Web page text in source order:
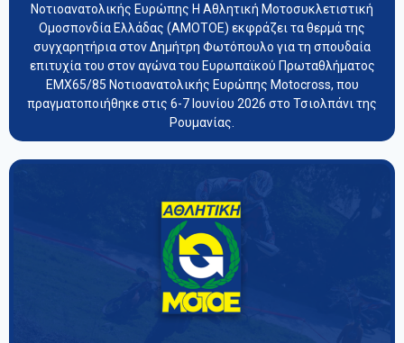
Νοτιοανατολικής Ευρώπης Η Αθλητική Μοτοσυκλετιστική
Ομοσπονδία Ελλάδας (ΑΜΟΤΟΕ) εκφράζει τα θερμά της
συγχαρητήρια στον Δημήτρη Φωτόπουλο για τη σπουδαία
επιτυχία του στον αγώνα του Ευρωπαϊκού Πρωταθλήματος
EMX65/85 Νοτιοανατολικής Ευρώπης Motocross, που
πραγματοποιήθηκε στις 6-7 Ιουνίου 2026 στο Τσιολπάνι της
Ρουμανίας.